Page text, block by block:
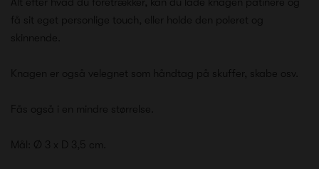
få sit eget personlige touch, eller holde den poleret og
skinnende.
Knagen er også velegnet som håndtag på skuffer, skabe osv.
Fås også i en mindre størrelse.
Mål: Ø 3 x D 3,5 cm.